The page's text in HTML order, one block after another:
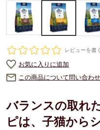
レビューを書く
お気に入りに追加
この商品について問い合わ
バランスの取れ
ピは、子猫から